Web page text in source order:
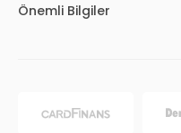
Önemli Bilgiler